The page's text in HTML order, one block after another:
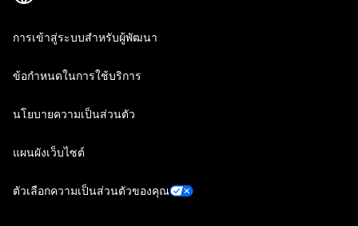
การเข้าสู่ระบบสำหรับผู้พัฒนา
ข้อกำหนดในการใช้บริการ
นโยบายความเป็นส่วนตัว
แผนผังเว็บไซต์
ตัวเลือกความเป็นส่วนตัวของคุณ